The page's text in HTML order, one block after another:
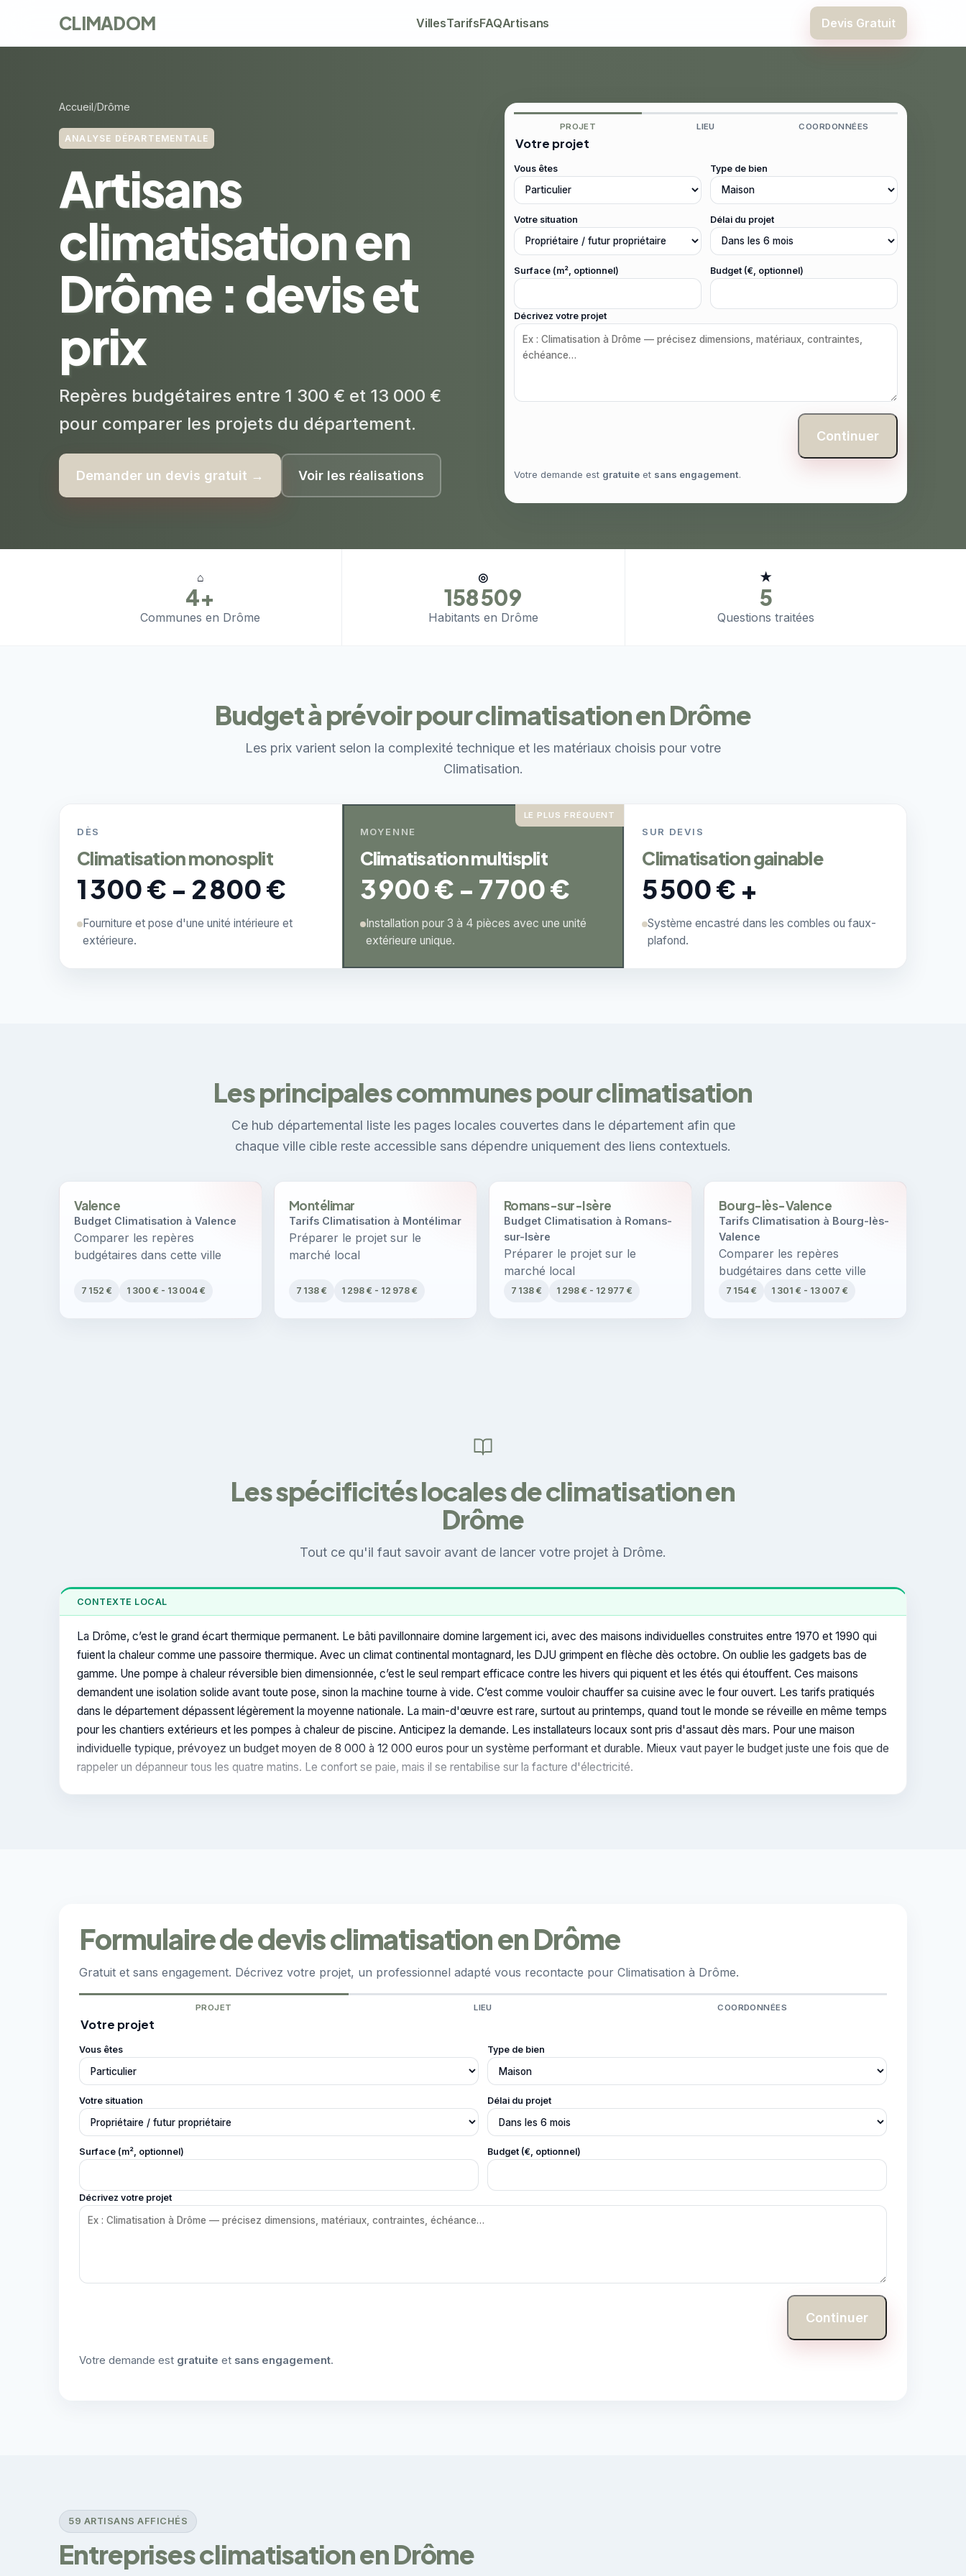
CLIMADOM VillesTarifsFAQArtisans Devis Gratuit
Accueil Drôme
ANALYSE DÉPARTEMENTALE
Artisans
climatisation en
Drôme : devis et
prix
Repères budgétaires entre 1 300 € et 13 000 €
pour comparer les projets du département.
Demander un devis gratuit → Voir les réalisations
PROJET LIEU COORDONNÉES
Votre projet
Vous êtes Type de bien
Votre situation Délai du projet
Surface (m², optionnel) Budget (€, optionnel)
Décrivez votre projet
Continuer
Votre demande est gratuite et sans engagement.
⌂
4+
Communes en Drôme
◎
158 509
Habitants en Drôme
★
5
Questions traitées
Budget à prévoir pour climatisation en Drôme
Les prix varient selon la complexité technique et les matériaux choisis pour votre
Climatisation.
DÈS
Climatisation monosplit
1 300 € - 2 800 €
Fourniture et pose d'une unité intérieure et
extérieure.
LE PLUS FRÉQUENT
MOYENNE
Climatisation multisplit
3 900 € - 7 700 €
Installation pour 3 à 4 pièces avec une unité
extérieure unique.
SUR DEVIS
Climatisation gainable
5 500 € +
Système encastré dans les combles ou faux-
plafond.
Les principales communes pour climatisation
Ce hub départemental liste les pages locales couvertes dans le département afin que
chaque ville cible reste accessible sans dépendre uniquement des liens contextuels.
Valence
Budget Climatisation à Valence
Comparer les repères
budgétaires dans cette ville
7 152 € 1 300 € - 13 004 €
Montélimar
Tarifs Climatisation à Montélimar
Préparer le projet sur le
marché local
7 138 € 1 298 € - 12 978 €
Romans-sur-Isère
Budget Climatisation à Romans-
sur-Isère
Préparer le projet sur le
marché local
7 138 € 1 298 € - 12 977 €
Bourg-lès-Valence
Tarifs Climatisation à Bourg-lès-
Valence
Comparer les repères
budgétaires dans cette ville
7 154 € 1 301 € - 13 007 €
Les spécificités locales de climatisation en
Drôme
Tout ce qu'il faut savoir avant de lancer votre projet à Drôme.
CONTEXTE LOCAL
La Drôme, c’est le grand écart thermique permanent. Le bâti pavillonnaire domine largement ici, avec des maisons individuelles construites entre 1970 et 1990 qui
fuient la chaleur comme une passoire thermique. Avec un climat continental montagnard, les DJU grimpent en flèche dès octobre. On oublie les gadgets bas de
gamme. Une pompe à chaleur réversible bien dimensionnée, c’est le seul rempart efficace contre les hivers qui piquent et les étés qui étouffent. Ces maisons
demandent une isolation solide avant toute pose, sinon la machine tourne à vide. C’est comme vouloir chauffer sa cuisine avec le four ouvert. Les tarifs pratiqués
dans le département dépassent légèrement la moyenne nationale. La main-d'œuvre est rare, surtout au printemps, quand tout le monde se réveille en même temps
pour les chantiers extérieurs et les pompes à chaleur de piscine. Anticipez la demande. Les installateurs locaux sont pris d'assaut dès mars. Pour une maison
individuelle typique, prévoyez un budget moyen de 8 000 à 12 000 euros pour un système performant et durable. Mieux vaut payer le budget juste une fois que de
rappeler un dépanneur tous les quatre matins. Le confort se paie, mais il se rentabilise sur la facture d'électricité.
Formulaire de devis climatisation en Drôme
Gratuit et sans engagement. Décrivez votre projet, un professionnel adapté vous recontacte pour Climatisation à Drôme.
PROJET LIEU COORDONNÉES
Votre projet
Vous êtes Type de bien
Votre situation Délai du projet
Surface (m², optionnel) Budget (€, optionnel)
Décrivez votre projet
Continuer
Votre demande est gratuite et sans engagement.
59 ARTISANS AFFICHÉS
Entreprises climatisation en Drôme